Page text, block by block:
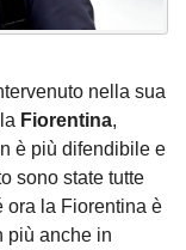
nella sua
Fiorentina,
è più difendibile e
sono state tutte
ora la Fiorentina è
più anche in